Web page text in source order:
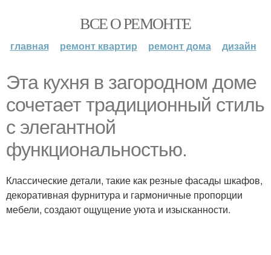
ВСЕ О РЕМОНТЕ
главная ремонт квартир ремонт дома дизайн
Эта кухня в загородном доме
сочетает традиционный стиль
с элегантной
функциональностью.
Классические детали, такие как резные фасады шкафов,
декоративная фурнитура и гармоничные пропорции
мебели, создают ощущение уюта и изысканности.